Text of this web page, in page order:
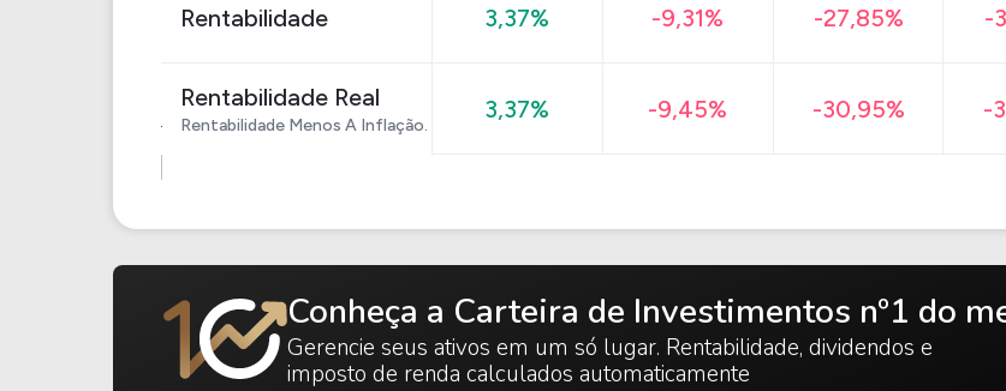
Rentabilidade 3,37% -9,31% -27,85% -
Rentabilidade Real
Rentabilidade Menos A Inflação.
3,37% -9,45% -30,95% -
Conheça a Carteira de Investimentos nº1 do
Gerencie seus ativos em um só lugar. Rentabilidade, dividendos e
imposto de renda calculados automaticamente